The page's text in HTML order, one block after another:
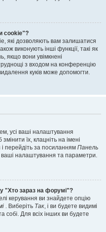
cookie"?
які дозволяють вам залишатися
виконують інші функції, такі як
якщо вони увімкнені
з входом на конференцію
куків може допомогти.
усі ваші налаштування
їх, клацніть на імені
і перейдіть за посиланням Панель
ваші налаштування та параметри.
"Хто зараз на форумі"?
керування ви знайдете опцію
. Виберіть Так, і ви будете видимі
Для всіх інших ви будете